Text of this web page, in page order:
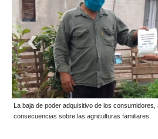
La baja de poder adquisitivo de los
consecuencias sobre las agriculturas familiares.